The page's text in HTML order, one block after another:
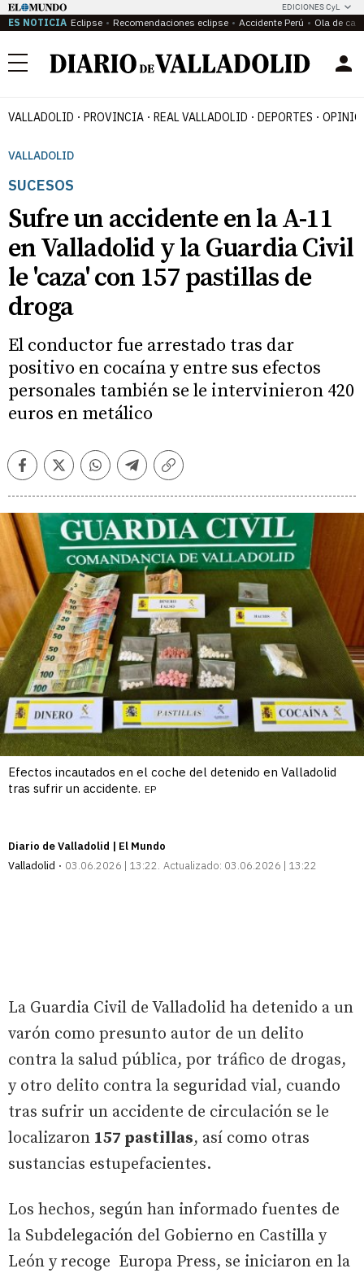
EDICIONES CyL
ES NOTICIA Eclipse Recomendaciones eclipse Accidente Perú Ola de
Menú
VALLADOLID PROVINCIA REAL VALLADOLID DEPORTES
VALLADOLID
SUCESOS
Sufre un accidente en la A-11
en Valladolid y la Guardia Civil
le 'caza' con 157 pastillas de
droga
El conductor fue arrestado tras dar
positivo en cocaína y entre sus efectos
personales también se le intervinieron 420
euros en metálico
FacebookTwitterWhatsappTelegramCopiar
Efectos incautados en el coche del detenido en Valladolid
tras sufrir un accidente. EP
Diario de Valladolid | El Mundo
Valladolid
03.06.2026 | 13:22 Actualizado: 03.06.2026 | 13:22
La Guardia Civil de Valladolid ha detenido a un
varón como presunto autor de un delito
contra la salud pública, por tráfico de drogas,
y otro delito contra la seguridad vial, cuando
tras sufrir un accidente de circulación se le
localizaron 157 pastillas, así como otras
sustancias estupefacientes.
Los hechos, según han informado fuentes de
la Subdelegación del Gobierno en Castilla y
León y recoge Europa Press, se iniciaron en la